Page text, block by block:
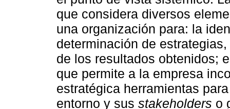
que considera diversos
una organización para: la
determinación de
de los resultados obtenidos;
que permite a la empresa
estratégica herramientas
entorno y sus stakeholders o